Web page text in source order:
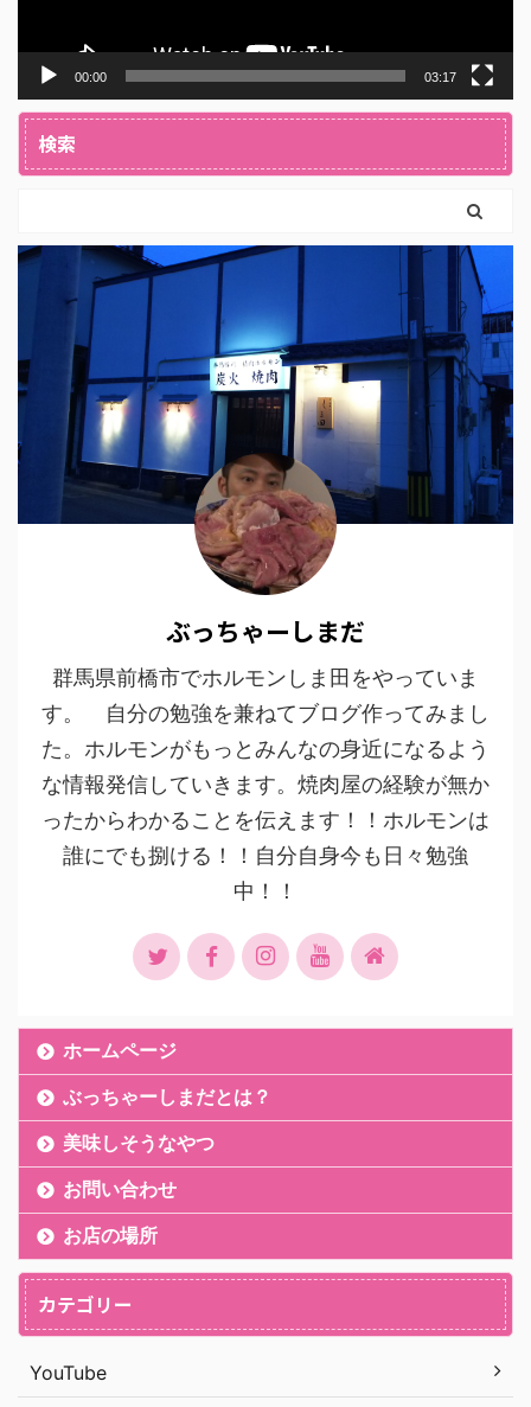
00:00 03:17
検索
ぶっちゃーしまだ
群馬県前橋市でホルモンしま田をやっていま
す。 自分の勉強を兼ねてブログ作ってみまし
た。ホルモンがもっとみんなの身近になるよう
な情報発信していきます。焼肉屋の経験が無か
ったからわかることを伝えます！！ホルモンは
誰にでも捌ける！！自分自身今も日々勉強
中！！
ホームページ
ぶっちゃーしまだとは？
美味しそうなやつ
お問い合わせ
お店の場所
カテゴリー
YouTube